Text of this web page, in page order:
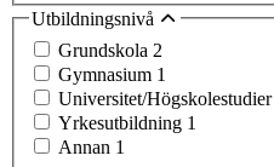
Utbildningsnivå
Grundskola 2
Gymnasium 1
Universitet/Högskolestudier
Yrkesutbildning 1
Annan 1